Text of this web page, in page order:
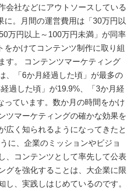
会社などにアウトソースしている
に。月間の運営費用は「30万円以
万円以上～100万円未満」が同率
をかけてコンテンツ制作に取り組
す。 コンテンツマーケティング
、「6か月経過した頃」が最多の
過した頃」が19.9%、「3か月経
っています。数か月の時間をかけ
ツマーケティングの確かな効果を
広く知られるようになってきたと
に、企業のミッションやビジョ
、コンテンツとして率先して公表
グを強化することは、大企業に限
し、実践しはじめているのです。